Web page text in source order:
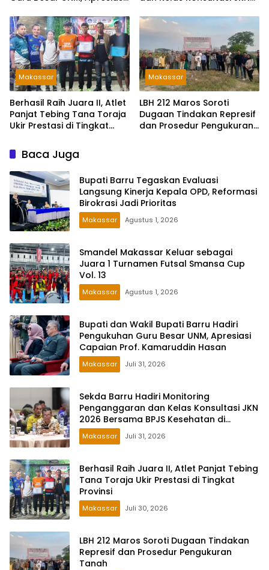
Hasan
Kesehatan di Makassar
Makassar
Berhasil Raih Juara II, Atlet
Panjat Tebing Tana Toraja
Ukir Prestasi di Tingkat
Makassar
LBH 212 Maros Soroti
Dugaan Tindakan Represif
dan Prosedur Pengukuran
Baca Juga
Bupati Barru Tegaskan Evaluasi
Langsung Kinerja Kepala OPD, Reformasi
Birokrasi Jadi Prioritas
Makassar Agustus 1, 2026
Smandel Makassar Keluar sebagai
Juara 1 Turnamen Futsal Smansa Cup
Vol. 13
Makassar Agustus 1, 2026
Bupati dan Wakil Bupati Barru Hadiri
Pengukuhan Guru Besar UNM, Apresiasi
Capaian Prof. Kamaruddin Hasan
Makassar Juli 31, 2026
Sekda Barru Hadiri Monitoring
Penganggaran dan Kelas Konsultasi JKN
2026 Bersama BPJS Kesehatan di
Makassar
Makassar Juli 31, 2026
Berhasil Raih Juara II, Atlet Panjat Tebing
Tana Toraja Ukir Prestasi di Tingkat
Provinsi
Makassar Juli 30, 2026
LBH 212 Maros Soroti Dugaan Tindakan
Represif dan Prosedur Pengukuran
Tanah